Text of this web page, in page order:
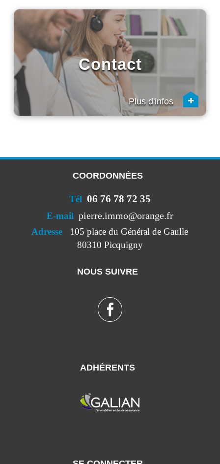
Contact
Plus d'infos +
COORDONNÉES
Tél 06 76 78 72 35
E-mail pierre.immo@orange.fr
Adresse
105 place du Général de Gaulle
80310 Picquigny
NOUS SUIVRE
ADHÉRENTS